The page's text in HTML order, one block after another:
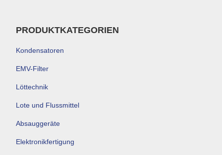
PRODUKTKATEGORIEN
Kondensatoren
EMV-Filter
Löttechnik
Lote und Flussmittel
Absauggeräte
Elektronikfertigung